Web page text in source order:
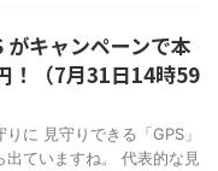
キャンペーンで本
！（7月31日14時59
に 見守りできる「GPS」
ていますね。 代表的な見